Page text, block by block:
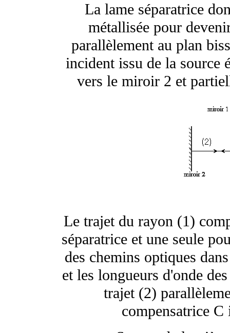
La lame séparatrice
métallisée pour
parallèlement au plan
incident issu de la source
vers le miroir 2 et
Le trajet du rayon (1)
séparatrice et une seule
des chemins optiques
et les longueurs d'onde
trajet (2)
compensatrice C